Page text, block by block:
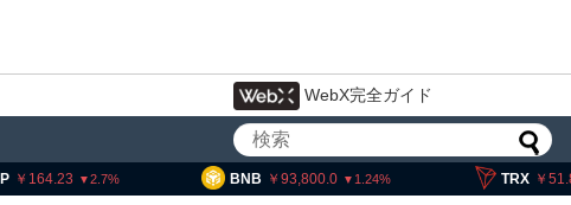
WebX完全ガイド
93,800.0 1.24 51.88 0.09